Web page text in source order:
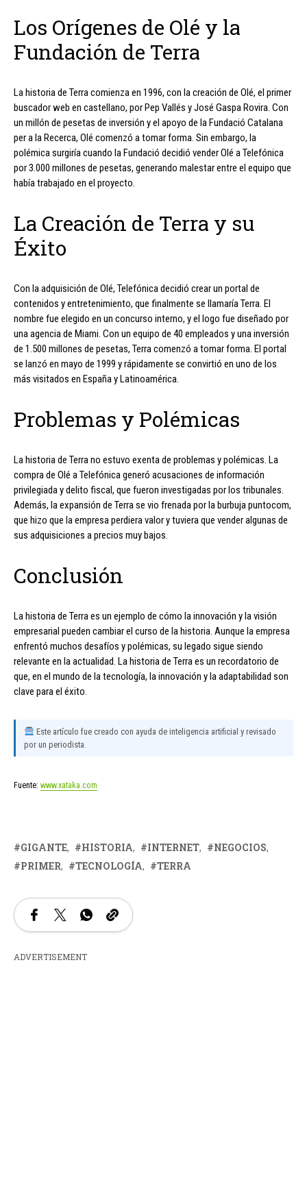
Los Orígenes de Olé y la
Fundación de Terra
La historia de Terra comienza en 1996, con la creación de Olé, el primer
buscador web en castellano, por Pep Vallés y José Gaspa Rovira. Con
un millón de pesetas de inversión y el apoyo de la Fundació Catalana
per a la Recerca, Olé comenzó a tomar forma. Sin embargo, la
polémica surgiría cuando la Fundació decidió vender Olé a Telefónica
por 3.000 millones de pesetas, generando malestar entre el equipo que
había trabajado en el proyecto.
La Creación de Terra y su
Éxito
Con la adquisición de Olé, Telefónica decidió crear un portal de
contenidos y entretenimiento, que finalmente se llamaría Terra. El
nombre fue elegido en un concurso interno, y el logo fue diseñado por
una agencia de Miami. Con un equipo de 40 empleados y una inversión
de 1.500 millones de pesetas, Terra comenzó a tomar forma. El portal
se lanzó en mayo de 1999 y rápidamente se convirtió en uno de los
más visitados en España y Latinoamérica.
Problemas y Polémicas
La historia de Terra no estuvo exenta de problemas y polémicas. La
compra de Olé a Telefónica generó acusaciones de información
privilegiada y delito fiscal, que fueron investigadas por los tribunales.
Además, la expansión de Terra se vio frenada por la burbuja puntocom,
que hizo que la empresa perdiera valor y tuviera que vender algunas de
sus adquisiciones a precios muy bajos.
Conclusión
La historia de Terra es un ejemplo de cómo la innovación y la visión
empresarial pueden cambiar el curso de la historia. Aunque la empresa
enfrentó muchos desafíos y polémicas, su legado sigue siendo
relevante en la actualidad. La historia de Terra es un recordatorio de
que, en el mundo de la tecnología, la innovación y la adaptabilidad son
clave para el éxito.
Este artículo fue creado con ayuda de inteligencia artificial y revisado
por un periodista.
Fuente: www.xataka.com
GIGANTE HISTORIA INTERNET
NEGOCIOS
PRIMER
TECNOLOGÍA TERRA
ADVERTISEMENT